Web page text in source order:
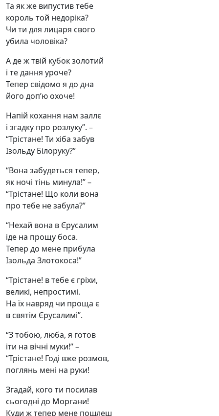
Та як же випустив тебе
король той недоріка?
Чи ти для лицаря свого
убила чоловіка?
А де ж твій кубок золотий
і те дання уроче?
Тепер свідомо я до дна
його доп’ю охоче!
Напій кохання нам заллє
і згадку про розлуку”. –
“Трістане! Ти хіба забув
Ізольду Білоруку?”
“Вона забудеться тепер,
як ночі тінь минула!” –
“Трістане! Що коли вона
про тебе не забула?”
“Нехай вона в Єрусалим
іде на прощу боса.
Тепер до мене прибула
Ізольда Злотокоса!”
“Трістане! в тебе є гріхи,
великі, непростимі.
На їх навряд чи проща є
в святім Єрусалимі”.
“З тобою, люба, я готов
іти на вічні муки!” –
“Трістане! Годі вже розмов,
поглянь мені на руки!
Згадай, кого ти посилав
сьогодні до Моргани!
Куди ж тепер мене пошлеш